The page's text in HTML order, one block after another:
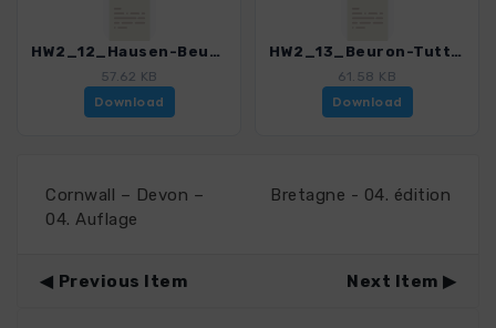
HW2_12_Hausen-Beuron_4549_1.gpx
57.62 KB
Download
HW2_13_Beuron-Tuttlingen_4549_1.gpx
61.58 KB
Download
Cornwall – Devon –
04. Auflage
Bretagne - 04. édition
Previous Item Next Item